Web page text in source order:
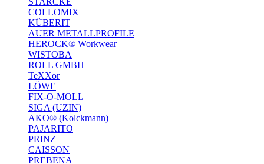
COLLOMIX
KÜBERIT
AUER METALLPROFILE
HEROCK® Workwear
WISTOBA
ROLL GMBH
TeXXor
LÖWE
FIX-O-MOLL
SIGA (UZIN)
AKO® (Kolckmann)
PAJARITO
PRINZ
CAISSON
PREBENA